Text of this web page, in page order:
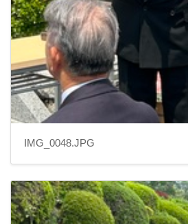
IMG_0048.JPG